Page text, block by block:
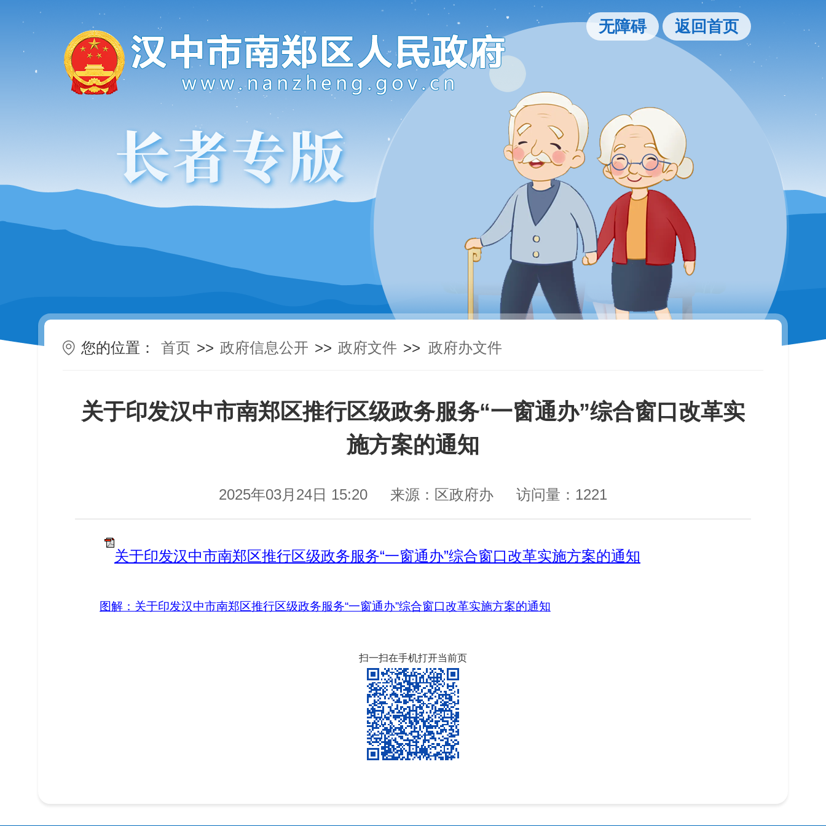
无障碍 返回首页
您的位置： 首页 >> 政府信息公开 >> 政府文件 >> 政府办文件
关于印发汉中市南郑区推行区级政务服务“一窗通办”综合窗口改革实
施方案的通知
2025年03月24日 15:20 来源：区政府办 访问量： 1221
关于印发汉中市南郑区推行区级政务服务“一窗通办”综合窗口改革实施方案的通知
图解：关于印发汉中市南郑区推行区级政务服务“一窗通办”综合窗口改革实施方案的通知
扫一扫在手机打开当前页